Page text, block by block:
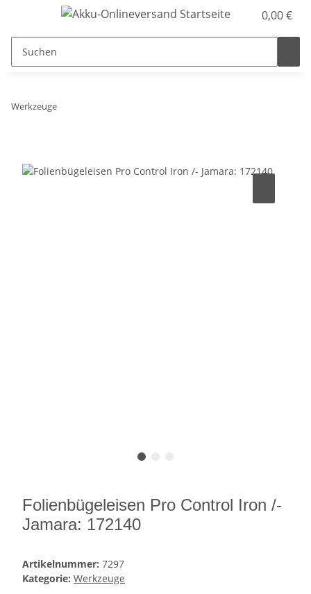
0,00 €
Werkzeuge
Folienbügeleisen Pro Control Iron /-
Jamara: 172140
Artikelnummer: 7297
Kategorie: Werkzeuge